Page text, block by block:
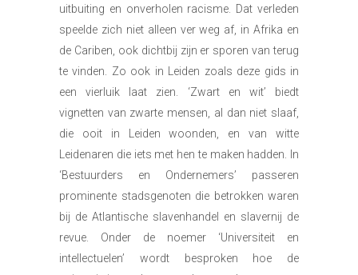
uitbuiting en onverholen racisme. Dat verleden
speelde zich niet alleen ver weg af, in Afrika en
de Cariben, ook dichtbij zijn er sporen van terug
te vinden. Zo ook in Leiden zoals deze gids in
een vierluik laat zien. ‘Zwart en wit’ biedt
vignetten van zwarte mensen, al dan niet slaaf,
die ooit in Leiden woonden, en van witte
Leidenaren die iets met hen te maken hadden. In
‘Bestuurders en Ondernemers’ passeren
prominente stadsgenoten die betrokken waren
bij de Atlantische slavenhandel en slavernij de
revue. Onder de noemer ‘Universiteit en
intellectuelen’ wordt besproken hoe de